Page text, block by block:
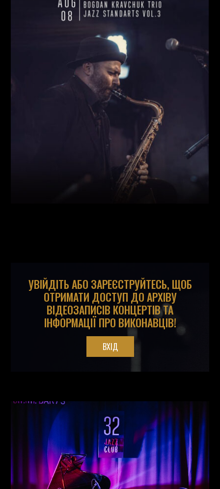
Ціна:
Богдан Кравчук (Саксофон
,) Олександр Ємець
УВІЙДІТЬ АБО ЗАРЕЄСТРУЙТЕСЬ, ЩОБ
ОТРИМАТИ ДОСТУП ДО АРХІВУ
ВІДЕОЗАПИСІВ КОНЦЕРТІВ ТА
ІНФОРМАЦІЇ ПРО ВИКОНАВЦІВ!
ВХІД